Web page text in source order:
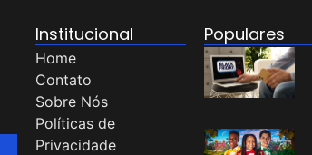
Institucional
Home
Contato
Sobre Nós
Políticas de
Privacidade
Populares